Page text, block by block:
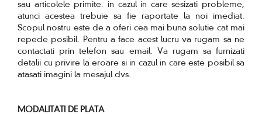
sau articolele primite. in cazul in care sesizati probleme,
atunci acestea trebuie sa fie raportate la noi imediat.
Scopul nostru este de a oferi cea mai buna solutie cat mai
repede posibil. Pentru a face acest lucru va rugam sa ne
contactati prin telefon sau email. Va rugam sa furnizati
detalii cu privire la eroare si in cazul in care este posibil sa
atasati imagini la mesajul dvs.
MODALITATI DE PLATA